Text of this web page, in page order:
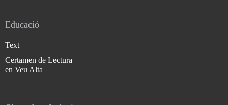
Educació
Text
Certamen de Lectura
en Veu Alta